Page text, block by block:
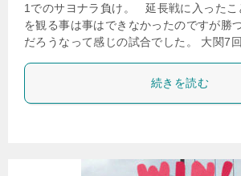
1でのサヨナラ負け。 延長戦に入ったこ
を観る事は事はできなかったのですが勝
だろうなって感じの試合でした。 大関7
続きを読む